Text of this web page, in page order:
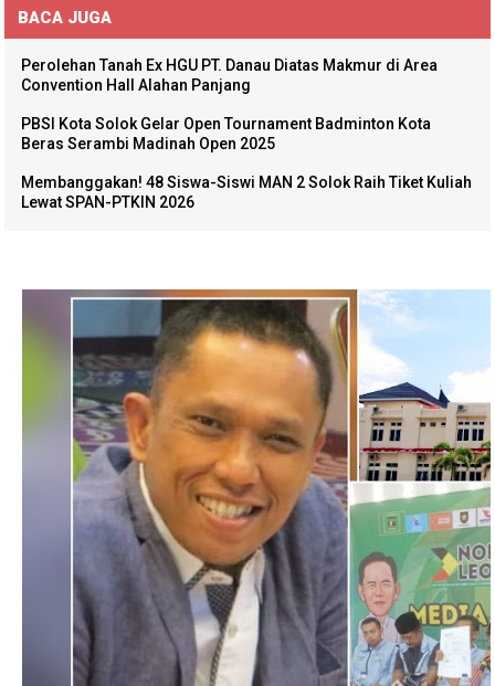
BACA JUGA
Perolehan Tanah Ex HGU PT. Danau Diatas Makmur di Area
Convention Hall Alahan Panjang
PBSI Kota Solok Gelar Open Tournament Badminton Kota
Beras Serambi Madinah Open 2025
Membanggakan! 48 Siswa-Siswi MAN 2 Solok Raih Tiket Kuliah
Lewat SPAN-PTKIN 2026